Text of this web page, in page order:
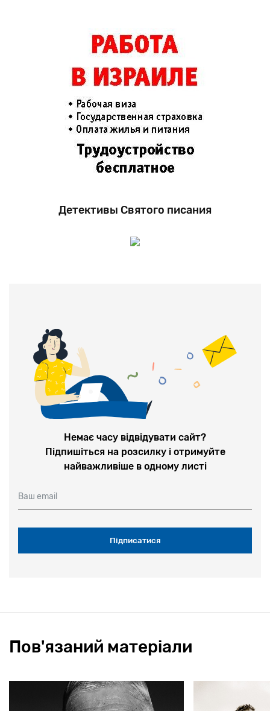
Детективы Святого писания
Немає часу відвідувати сайт?
Підпишіться на розсилку і отримуйте
найважливіше в одному листі
Ваш email
Пов'язаний матеріали